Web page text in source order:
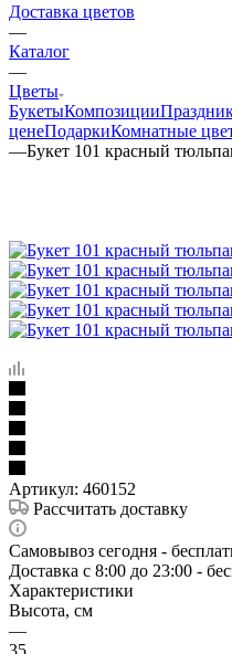
Доставка цветов
—
Каталог
—
Цветы
БукетыКомпозиции
ценеПодаркиКомнатные
—Букет 101 красный
Артикул: 460152
Рассчитать доставку
Самовывоз сегодня -
Доставка c 8:00 до 23:00 -
Характеристики
Высота, см
—
35